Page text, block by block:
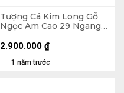
Tượng Cá Kim Long Gỗ
Ngọc Am Cao 29 Ngang
1 năm trước
2.900.000 ₫